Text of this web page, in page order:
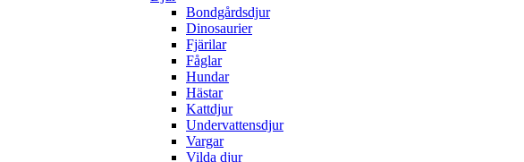
Bondgårdsdjur
Dinosaurier
Fjärilar
Fåglar
Hundar
Hästar
Kattdjur
Undervattensdjur
Vargar
Vilda djur